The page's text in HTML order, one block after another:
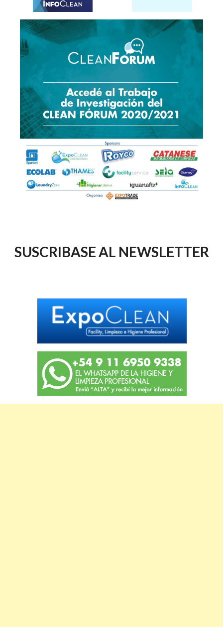
SUSCRIBASE AL NEWSLETTER